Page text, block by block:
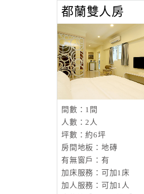
都蘭雙人房
間數：1間
人數：2人
坪數：約6坪
房間地板：地磚
有無窗戶：有
加床服務：可加1床
加人服務：可加1人